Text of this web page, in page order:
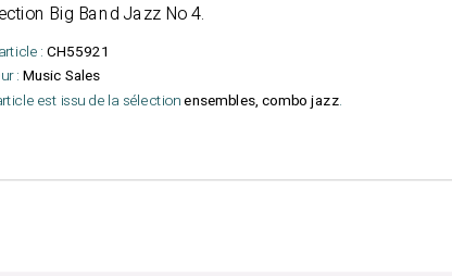
Big Band Jazz No 4.
: CH55921
:Music Sales
est issu de la sélectionensembles, combo jazz.